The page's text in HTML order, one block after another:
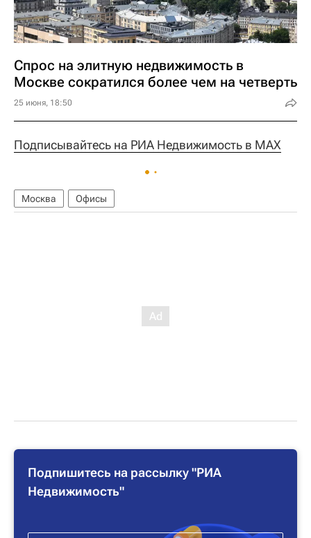
Спрос на элитную недвижимость в
Москве сократился более чем на четверть
25 июня, 18:50
Подписывайтесь на РИА Недвижимость в MAX
Москва Офисы
Подпишитесь на рассылку "РИА
Недвижимость"